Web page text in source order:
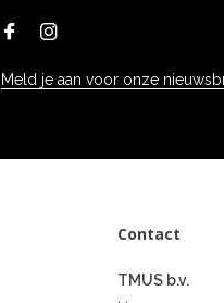
Meld je aan voor onze
Contact
TMUS b.v.